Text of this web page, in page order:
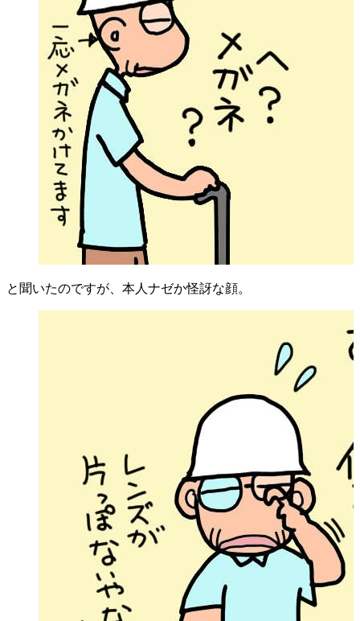
と聞いたのですが、本人ナゼか怪訝な顔。